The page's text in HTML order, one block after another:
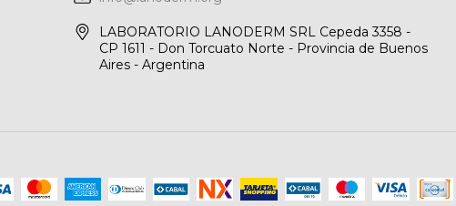
LABORATORIO LANODERM SRL Cepeda 3358 -
CP 1611 - Don Torcuato Norte - Provincia de Buenos
Aires - Argentina